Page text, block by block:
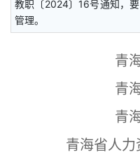
教职〔2024〕16号通知，
管理。
青
青
青
青海省人